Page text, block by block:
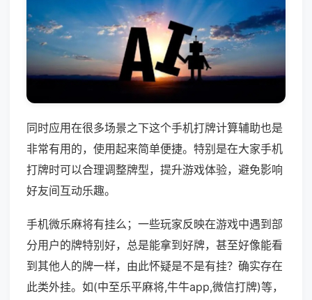
同时应用在很多场景之下这个手机打牌计算辅助也是
非常有用的，使用起来简单便捷。特别是在大家手机
打牌时可以合理调整牌型，提升游戏体验，避免影响
好友间互动乐趣。
手机微乐麻将有挂么；一些玩家反映在游戏中遇到部
分用户的牌特别好，总是能拿到好牌，甚至好像能看
到其他人的牌一样，由此怀疑是不是有挂？确实存在
此类外挂。如(中至乐平麻将,牛牛app,微信打牌)等，